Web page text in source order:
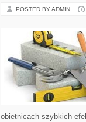
POSTED BY ADMIN
obietnicach szybkich